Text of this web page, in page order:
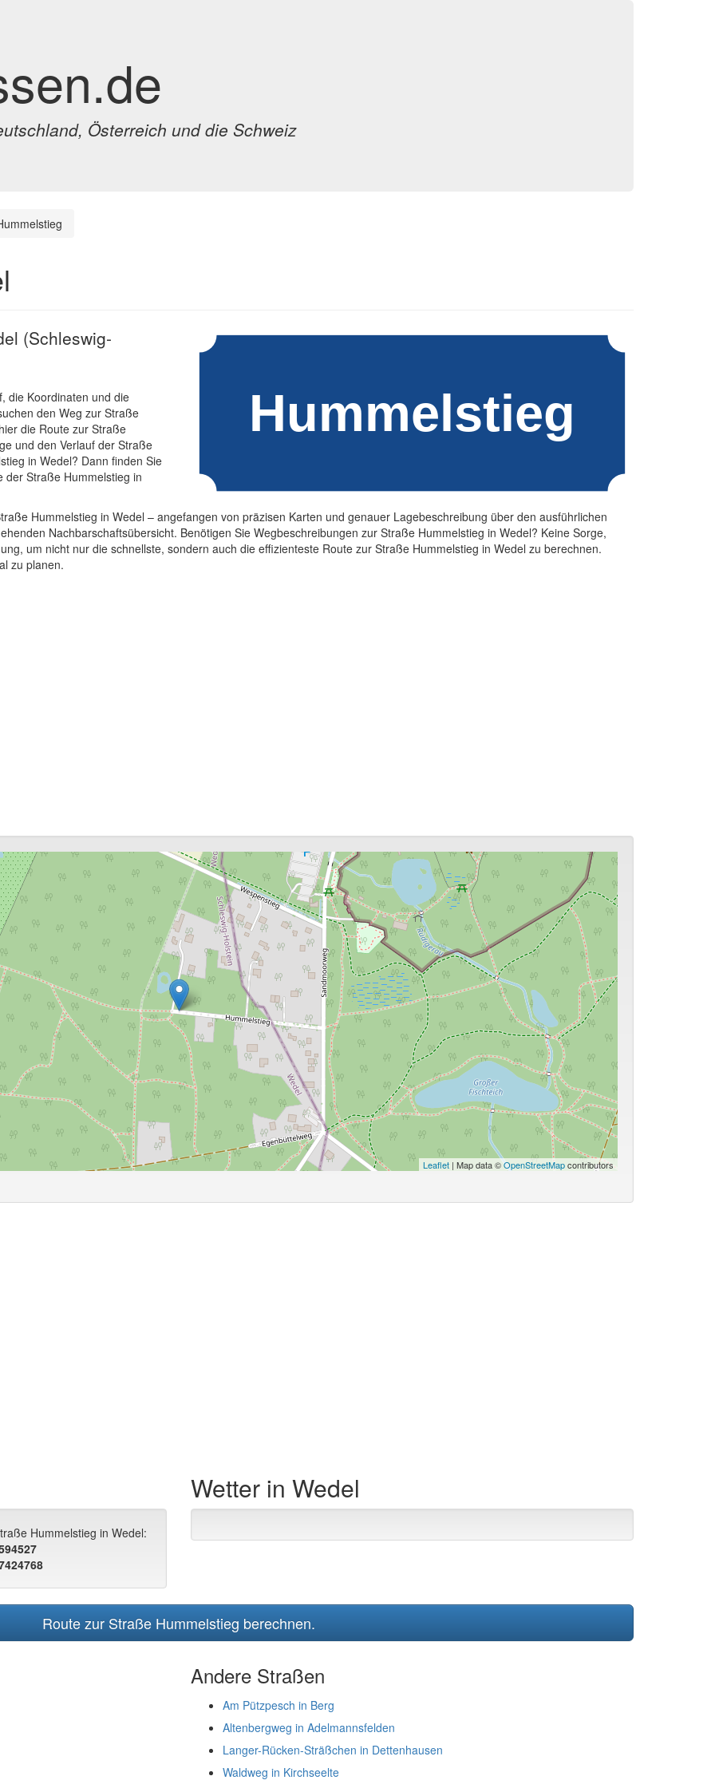
Österreich und die Schweiz
(Schleswig-
die Koordinaten und die
den Weg zur Straße
die Route zur Straße
und den Verlauf der Straße
in Wedel? Dann finden Sie
der Straße Hummelstieg in
Hummelstieg in Wedel – angefangen von präzisen Karten und genauer Lagebeschreibung über den ausführlichen
Nachbarschaftsübersicht. Benötigen Sie Wegbeschreibungen zur Straße Hummelstieg in Wedel? Keine Sorge,
um nicht nur die schnellste, sondern auch die effizienteste Route zur Straße Hummelstieg in Wedel zu berechnen.
zu planen.
Leaflet | Map data ©OpenStreetMapcontributors
Hummelstieg in Wedel:
Wetter in Wedel
Route zur Straße Hummelstieg berechnen.
Andere Straßen
Am Pützpesch in Berg
Altenbergweg in Adelmannsfelden
Langer-Rücken-Sträßchen in Dettenhausen
Waldweg in Kirchseelte